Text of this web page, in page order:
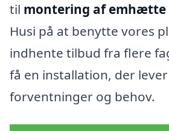
til montering af emhætte
Husi på at benytte vores
indhente tilbud fra flere
få en installation, der
forventninger og behov.